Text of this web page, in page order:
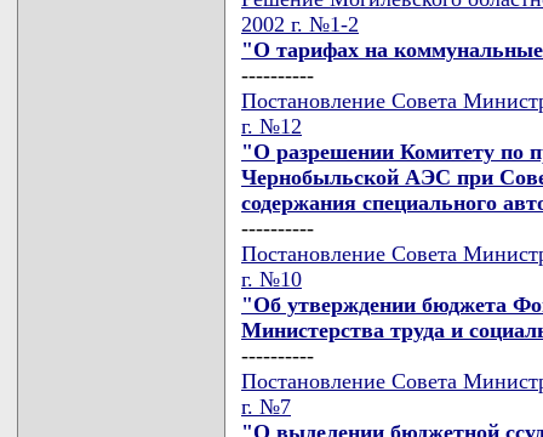
2002 г. №1-2
"О тарифах на
----------
Постановление Совета
г. №12
"О разрешении Комитету по
Чернобыльской АЭС при
содержания специального
----------
Постановление Совета
г. №10
"Об утверждении бюджета
Министерства труда и
----------
Постановление Совета
г. №7
"О выделении бюджетной